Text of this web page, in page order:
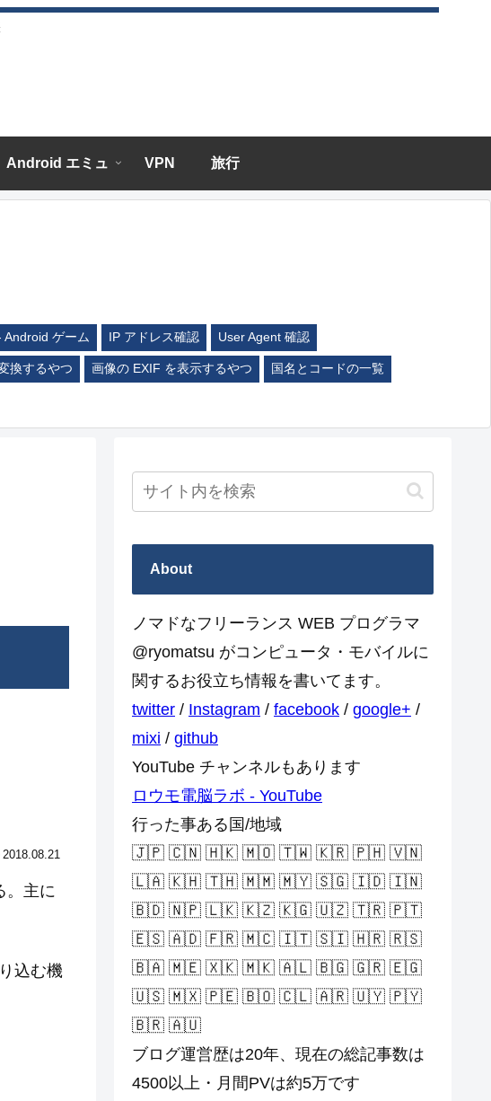
Android エミュ VPN 旅行
Android ゲーム IP アドレス確認 User Agent 確認
換するやつ 画像の EXIF を表示するやつ 国名とコードの一覧
2018.08.21
。主に
込む機
About
ノマドなフリーランス WEB プログラマ
@ryomatsu がコンピュータ・モバイルに
関するお役立ち情報を書いてます。
twitter / Instagram / facebook / google+ /
mixi / github
YouTube チャンネルもあります
ロウモ電脳ラボ - YouTube
行った事ある国/地域
🇯🇵 🇨🇳 🇭🇰 🇲🇴 🇹🇼 🇰🇷 🇵🇭 🇻🇳
🇱🇦 🇰🇭 🇹🇭 🇲🇲 🇲🇾 🇸🇬 🇮🇩 🇮🇳
🇧🇩 🇳🇵 🇱🇰 🇰🇿 🇰🇬 🇺🇿 🇹🇷 🇵🇹
🇪🇸 🇦🇩 🇫🇷 🇲🇨 🇮🇹 🇸🇮 🇭🇷 🇷🇸
🇧🇦 🇲🇪 🇽🇰 🇲🇰 🇦🇱 🇧🇬 🇬🇷 🇪🇬
🇺🇸 🇲🇽 🇵🇪 🇧🇴 🇨🇱 🇦🇷 🇺🇾 🇵🇾
🇧🇷 🇦🇺
ブログ運営歴は20年、現在の総記事数は
4500以上・月間PVは約5万です